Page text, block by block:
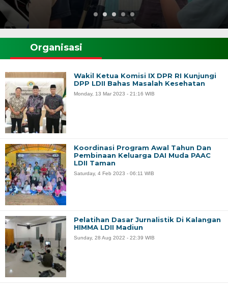
Organisasi
Wakil Ketua Komisi IX DPR RI Kunjungi
DPP LDII Bahas Masalah Kesehatan
Monday, 13 Mar 2023 - 21:16 WIB
Koordinasi Program Awal Tahun Dan
Pembinaan Keluarga DAI Muda PAAC
LDII Taman
Saturday, 4 Feb 2023 - 06:11 WIB
Pelatihan Dasar Jurnalistik Di Kalangan
HIMMA LDII Madiun
Sunday, 28 Aug 2022 - 22:39 WIB